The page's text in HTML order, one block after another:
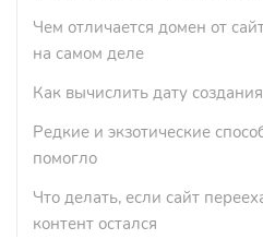
Чем отличается домен от
на самом деле
Как вычислить дату
Редкие и экзотические
помогло
Что делать, если сайт
контент остался